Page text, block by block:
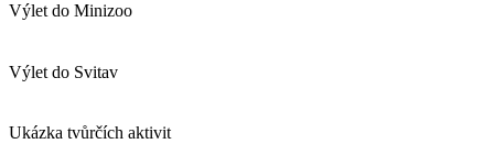
Výlet do Minizoo
Výlet do Svitav
Ukázka tvůrčích aktivit